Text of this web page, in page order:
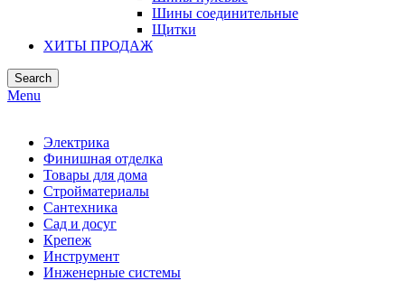
Шины соединительные
Щитки
ХИТЫ ПРОДАЖ
Search
Menu
Электрика
Финишная отделка
Товары для дома
Стройматериалы
Сантехника
Сад и досуг
Крепеж
Инструмент
Инженерные системы